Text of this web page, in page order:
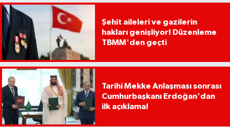
Şehit aileleri ve gazilerin
hakları genişliyor! Düzenleme
TBMM'den geçti
Tarihi Mekke Anlaşması sonrası
Cumhurbaşkanı Erdoğan'dan
ilk açıklama!